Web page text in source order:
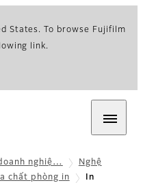
States. To browse Fujifilm
link.
nghiệ…
Nghệ
chất phòng in
In